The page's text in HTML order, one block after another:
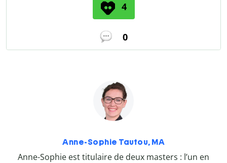
4
0
Anne-Sophie Tautou, MA
Anne-Sophie est titulaire de deux masters : l’un en